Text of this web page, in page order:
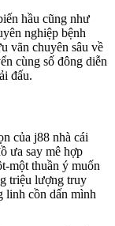
hầu cũng như
nghiệp bệnh
vãn chuyên sâu về
cùng số đông diễn
đấu.
của j88 nhà cái
ưa say mê hợp
một thuần ý muốn
triệu lượng truy
linh cồn dấn mình